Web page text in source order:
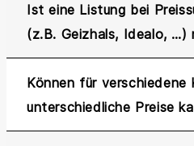
Ist eine Listung bei
(z.B. Geizhals, Idealo, …)
Können für verschiedene
unterschiedliche Preise